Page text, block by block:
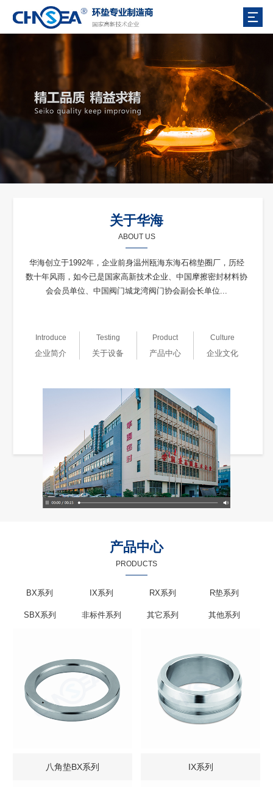
关于华海
ABOUT US
华海创立于1992年，企业前身温州瓯海东海石棉垫圈厂，历经
数十年风雨，如今已是国家高新技术企业、中国摩擦密封材料协
会会员单位、中国阀门城龙湾阀门协会副会长单位...
Introduce
企业简介
Testing
关于设备
Product
产品中心
Culture
企业文化
产品中心
PRODUCTS
BX系列 IX系列 RX系列 R垫系列
SBX系列 非标件系列 其它系列 其他系列
八角垫BX系列 IX系列